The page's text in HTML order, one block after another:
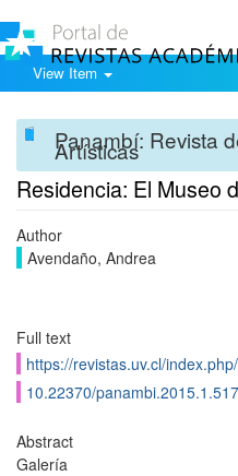
View Item
Panambí: Revista
Artísticas
Residencia: El Museo
Author
Avendaño, Andrea
Full text
https://revistas.uv.cl/
10.22370/panambi.2015.1.517
Abstract
Galería